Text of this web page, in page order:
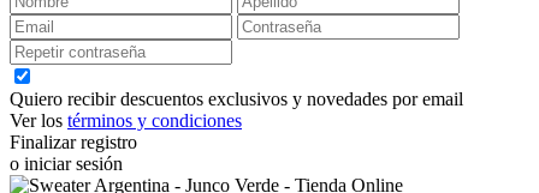
Quiero recibir descuentos exclusivos y novedades por email
Ver los términos y condiciones
Finalizar registro
o iniciar sesión